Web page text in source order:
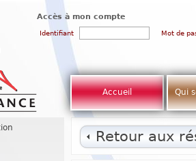
Accès à mon compte
Identifiant Mot de
Accueil Qui
Retour aux